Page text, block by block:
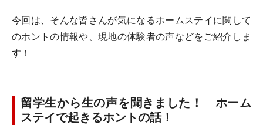
今回は、そんな皆さんが気になるホームステイに関して
のホントの情報や、現地の体験者の声などをご紹介しま
す！
留学生から生の声を聞きました！ ホーム
ステイで起きるホントの話！